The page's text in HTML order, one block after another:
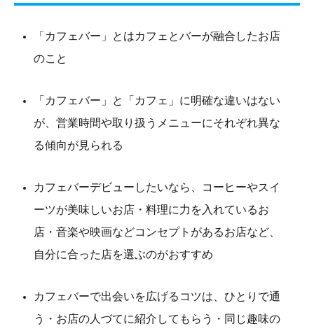
「カフェバー」とはカフェとバーが融合したお店
のこと
「カフェバー」と「カフェ」に明確な違いはない
が、営業時間や取り扱うメニューにそれぞれ異な
る傾向が見られる
カフェバーデビューしたいなら、コーヒーやスイ
ーツが美味しいお店・料理に力を入れているお
店・音楽や映画などコンセプトがあるお店など、
自分に合った店を選ぶのがおすすめ
カフェバーで出会いを広げるコツは、ひとりで通
う・お店の人づてに紹介してもらう・同じ趣味の